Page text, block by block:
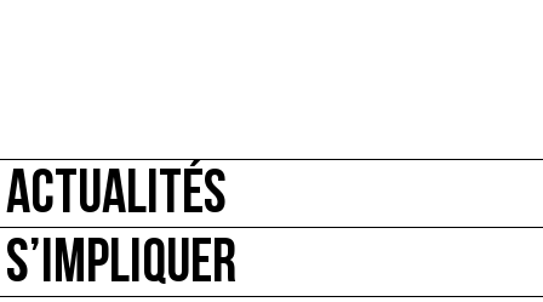
ACTUALITÉS
S’IMPLIQUER